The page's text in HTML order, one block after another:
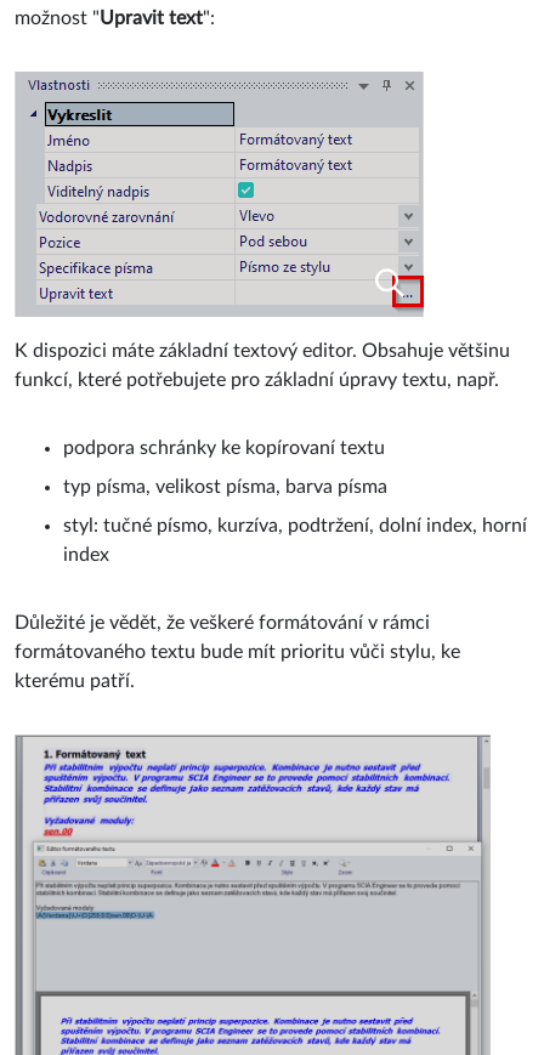
možnost "Upravit text":
K dispozici máte základní textový editor. Obsahuje většinu
funkcí, které potřebujete pro základní úpravy textu, např.
podpora schránky ke kopírovaní textu
typ písma, velikost písma, barva písma
styl: tučné písmo, kurzíva, podtržení, dolní index, horní
index
Důležité je vědět, že veškeré formátování v rámci
formátovaného textu bude mít prioritu vůči stylu, ke
kterému patří.